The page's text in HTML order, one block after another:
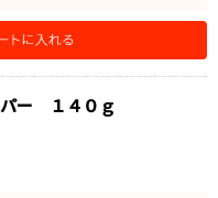
パー １４０ｇ